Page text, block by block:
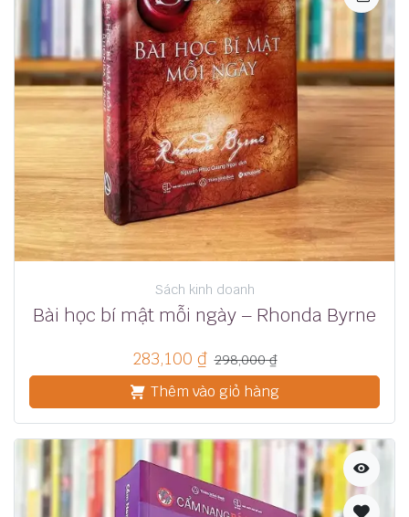
Sách kinh doanh
Bài học bí mật mỗi ngày – Rhonda Byrne
283,100 ₫ 298,000₫
Thêm vào giỏ hàng